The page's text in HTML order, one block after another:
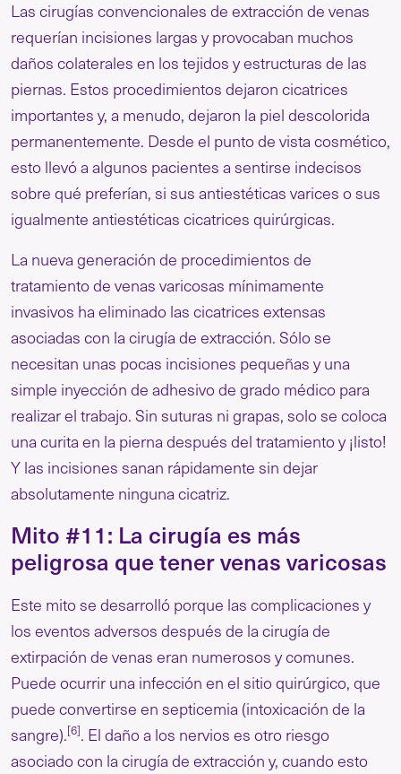
Las cirugías convencionales de extracción de venas
requerían incisiones largas y provocaban muchos
daños colaterales en los tejidos y estructuras de las
piernas. Estos procedimientos dejaron cicatrices
importantes y, a menudo, dejaron la piel descolorida
permanentemente. Desde el punto de vista cosmético,
esto llevó a algunos pacientes a sentirse indecisos
sobre qué preferían, si sus antiestéticas varices o sus
igualmente antiestéticas cicatrices quirúrgicas.
La nueva generación de procedimientos de
tratamiento de venas varicosas mínimamente
invasivos ha eliminado las cicatrices extensas
asociadas con la cirugía de extracción. Sólo se
necesitan unas pocas incisiones pequeñas y una
simple inyección de adhesivo de grado médico para
realizar el trabajo. Sin suturas ni grapas, solo se coloca
una curita en la pierna después del tratamiento y ¡listo!
Y las incisiones sanan rápidamente sin dejar
absolutamente ninguna cicatriz.
Mito #11: La cirugía es más
peligrosa que tener venas varicosas
Este mito se desarrolló porque las complicaciones y
los eventos adversos después de la cirugía de
extirpación de venas eran numerosos y comunes.
Puede ocurrir una infección en el sitio quirúrgico, que
puede convertirse en septicemia (intoxicación de la
sangre).[6]. El daño a los nervios es otro riesgo
asociado con la cirugía de extracción y, cuando esto